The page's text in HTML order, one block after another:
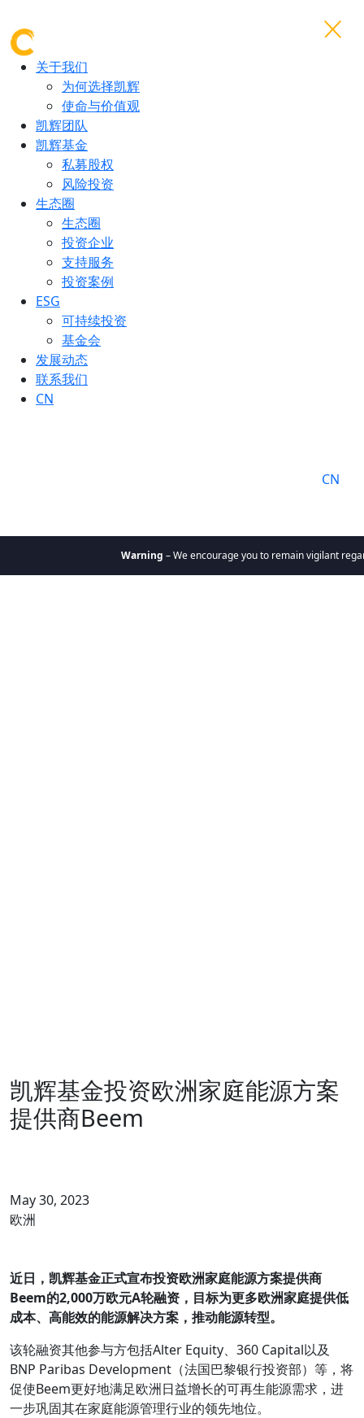
关于我们
为何选择凯辉
使命与价值观
凯辉团队
凯辉基金
私募股权
风险投资
生态圈
生态圈
投资企业
支持服务
投资案例
ESG
可持续投资
基金会
发展动态
联系我们
CN
CN
Warning– We encourage you to remain vigilant
凯辉基金投资欧洲家庭能源方案
提供商Beem
May 30, 2023
欧洲
近日，凯辉基金正式宣布投资欧洲家庭能源方案提供商
Beem的2,000万欧元A轮融资，目标为更多欧洲家庭提供低
成本、高能效的能源解决方案，推动能源转型。
该轮融资其他参与方包括Alter Equity、360 Capital以及
BNP Paribas Development（法国巴黎银行投资部）等，将
促使Beem更好地满足欧洲日益增长的可再生能源需求，进
一步巩固其在家庭能源管理行业的领先地位。